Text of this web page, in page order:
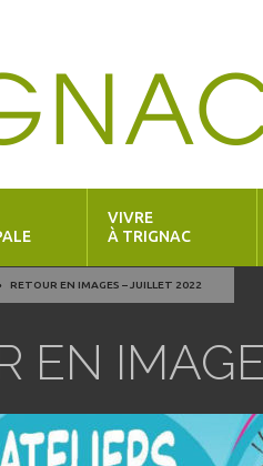
VIVRE
À TRIGNAC
RETOUR EN IMAGES – JUILLET 2022
EN